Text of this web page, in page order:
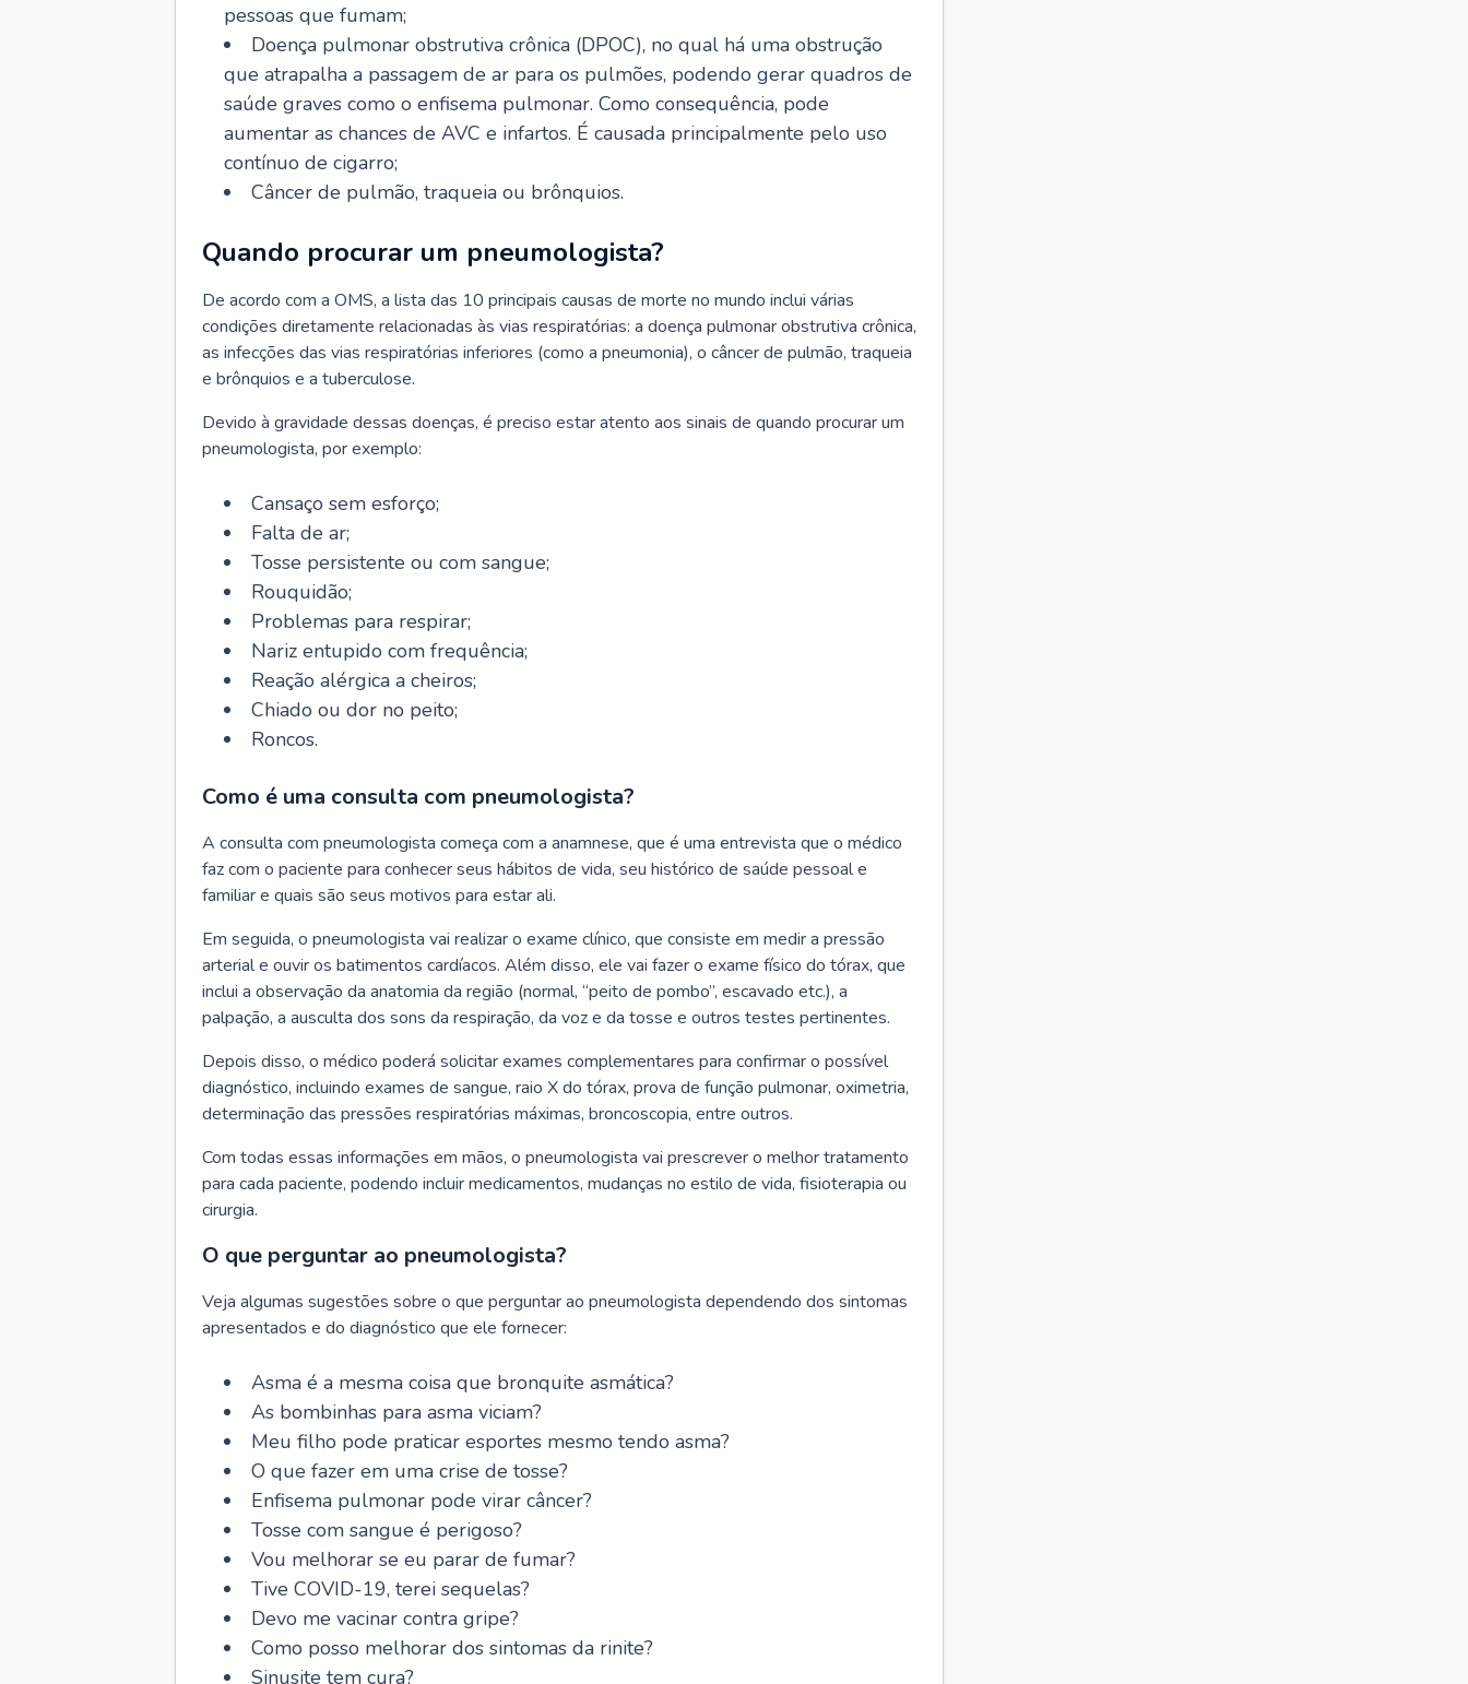
pessoas que fumam;
Doença pulmonar obstrutiva crônica (DPOC), no qual há uma obstrução
que atrapalha a passagem de ar para os pulmões, podendo gerar quadros de
saúde graves como o enfisema pulmonar. Como consequência, pode
aumentar as chances de AVC e infartos. É causada principalmente pelo uso
contínuo de cigarro;
Câncer de pulmão, traqueia ou brônquios.
Quando procurar um pneumologista?
De acordo com a OMS, a lista das 10 principais causas de morte no mundo inclui várias
condições diretamente relacionadas às vias respiratórias: a doença pulmonar obstrutiva crônica,
as infecções das vias respiratórias inferiores (como a pneumonia), o câncer de pulmão, traqueia
e brônquios e a tuberculose.
Devido à gravidade dessas doenças, é preciso estar atento aos sinais de quando procurar um
pneumologista, por exemplo:
Cansaço sem esforço;
Falta de ar;
Tosse persistente ou com sangue;
Rouquidão;
Problemas para respirar;
Nariz entupido com frequência;
Reação alérgica a cheiros;
Chiado ou dor no peito;
Roncos.
Como é uma consulta com pneumologista?
A consulta com pneumologista começa com a anamnese, que é uma entrevista que o médico
faz com o paciente para conhecer seus hábitos de vida, seu histórico de saúde pessoal e
familiar e quais são seus motivos para estar ali.
Em seguida, o pneumologista vai realizar o exame clínico, que consiste em medir a pressão
arterial e ouvir os batimentos cardíacos. Além disso, ele vai fazer o exame físico do tórax, que
inclui a observação da anatomia da região (normal, “peito de pombo”, escavado etc.), a
palpação, a ausculta dos sons da respiração, da voz e da tosse e outros testes pertinentes.
Depois disso, o médico poderá solicitar exames complementares para confirmar o possível
diagnóstico, incluindo exames de sangue, raio X do tórax, prova de função pulmonar, oximetria,
determinação das pressões respiratórias máximas, broncoscopia, entre outros.
Com todas essas informações em mãos, o pneumologista vai prescrever o melhor tratamento
para cada paciente, podendo incluir medicamentos, mudanças no estilo de vida, fisioterapia ou
cirurgia.
O que perguntar ao pneumologista?
Veja algumas sugestões sobre o que perguntar ao pneumologista dependendo dos sintomas
apresentados e do diagnóstico que ele fornecer:
Asma é a mesma coisa que bronquite asmática?
As bombinhas para asma viciam?
Meu filho pode praticar esportes mesmo tendo asma?
O que fazer em uma crise de tosse?
Enfisema pulmonar pode virar câncer?
Tosse com sangue é perigoso?
Vou melhorar se eu parar de fumar?
Tive COVID-19, terei sequelas?
Devo me vacinar contra gripe?
Como posso melhorar dos sintomas da rinite?
Sinusite tem cura?